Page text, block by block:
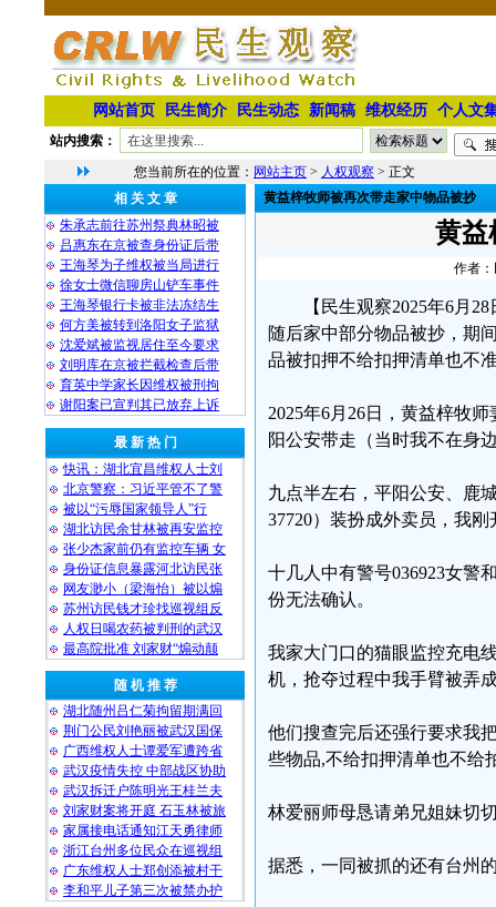
网站首页 民生简介 民生动态 新闻稿 维权经历 个人文
站内搜索：
您当前所在的位置： 网站主页 > 人权观察 > 正文
相 关 文 章
朱承志前往苏州祭典林昭被
吕惠东在京被查身份证后带
王海琴为子维权被当局进行
徐女士微信聊房山铲车事件
王海琴银行卡被非法冻结生
何方美被转到洛阳女子监狱
沈爱斌被监视居住至今要求
刘明库在京被拦截检查后带
育英中学家长因维权被刑拘
谢阳案已宣判其已放弃上诉
最 新 热 门
快讯：湖北宜昌维权人士刘
北京警察：习近平管不了警
被以“污辱国家领导人”行
湖北访民余甘林被再安监控
张少杰家前仍有监控车辆 女
身份证信息暴露河北访民张
网友渺小（梁海怡）被以煽
苏州访民钱才珍找巡视组反
人权日喝农药被判刑的武汉
最高院批准 刘家财“煽动颠
随 机 推 荐
湖北随州吕仁菊拘留期满回
荆门公民刘艳丽被武汉国保
广西维权人士谭爱军遭跨省
武汉疫情失控 中部战区协助
武汉拆迁户陈明光王桂兰夫
刘家财案将开庭 石玉林被旅
家属接电话通知江天勇律师
浙江台州多位民众在巡视组
广东维权人士郑创添被村干
李和平儿子第三次被禁办护
黄益梓牧师被再次带走家中物品被抄
黄益
作者：
【民生观察2025年6月
随后家中部分物品被抄，期
品被扣押不给扣押清单也不
2025年6月26日，黄益梓牧
阳公安带走（当时我不在身
九点半左右，平阳公安、鹿
37720）装扮成外卖员，我
十几人中有警号036923女警
份无法确认。
我家大门口的猫眼监控充电
机，抢夺过程中我手臂被弄
他们搜查完后还强行要求我
些物品,不给扣押清单也不给
林爱丽师母恳请弟兄姐妹切
据悉，一同被抓的还有台州